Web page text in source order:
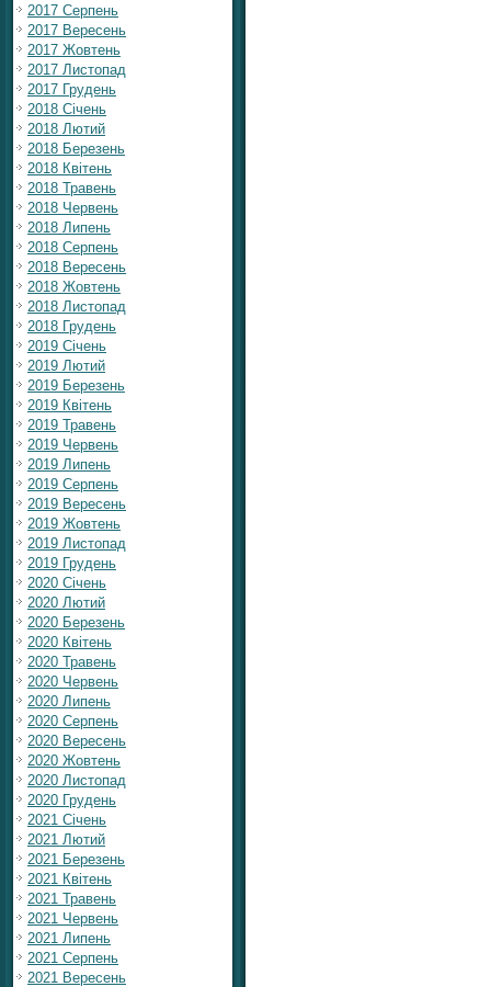
2017 Серпень
2017 Вересень
2017 Жовтень
2017 Листопад
2017 Грудень
2018 Січень
2018 Лютий
2018 Березень
2018 Квітень
2018 Травень
2018 Червень
2018 Липень
2018 Серпень
2018 Вересень
2018 Жовтень
2018 Листопад
2018 Грудень
2019 Січень
2019 Лютий
2019 Березень
2019 Квітень
2019 Травень
2019 Червень
2019 Липень
2019 Серпень
2019 Вересень
2019 Жовтень
2019 Листопад
2019 Грудень
2020 Січень
2020 Лютий
2020 Березень
2020 Квітень
2020 Травень
2020 Червень
2020 Липень
2020 Серпень
2020 Вересень
2020 Жовтень
2020 Листопад
2020 Грудень
2021 Січень
2021 Лютий
2021 Березень
2021 Квітень
2021 Травень
2021 Червень
2021 Липень
2021 Серпень
2021 Вересень